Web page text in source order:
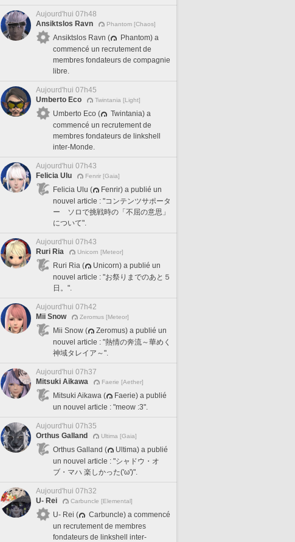
Aujourd'hui 07h48
Ansiktslos Ravn
Phantom [Chaos]
Ansiktslos Ravn (
Phantom) a
commencé un recrutement de
membres fondateurs de compagnie
libre.
Aujourd'hui 07h45
Umberto Eco
Twintania [Light]
Umberto Eco (
Twintania) a
commencé un recrutement de
membres fondateurs de linkshell
inter-Monde.
Aujourd'hui 07h43
Felicia Ulu
Fenrir [Gaia]
Felicia Ulu (
Fenrir) a publié un
nouvel article : "コンテンツサポータ
ー ソロで挑戦時の「不屈の意思」
について".
Aujourd'hui 07h43
Ruri Ria
Unicorn [Meteor]
Ruri Ria (
Unicorn) a publié un
nouvel article : "お祭りまでのあと５
日。".
Aujourd'hui 07h42
Mii Snow
Zeromus [Meteor]
Mii Snow (
Zeromus) a publié un
nouvel article : "熱情の奔流～華めく
神域タレイア～".
Aujourd'hui 07h37
Mitsuki Aikawa
Faerie [Aether]
Mitsuki Aikawa (
Faerie) a publié
un nouvel article : "meow :3".
Aujourd'hui 07h35
Orthus Galland
Ultima [Gaia]
Orthus Galland (
Ultima) a publié
un nouvel article : "シャドウ・オ
ブ・マハ 楽しかった('ω')".
Aujourd'hui 07h32
U- Rei
Carbuncle [Elemental]
U- Rei (
Carbuncle) a commencé
un recrutement de membres
fondateurs de linkshell inter-